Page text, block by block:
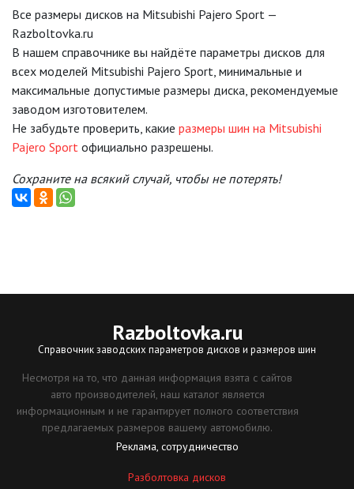
Все размеры дисков на Mitsubishi Pajero Sport —
Razboltovka.ru
В нашем справочнике вы найдёте параметры дисков для
всех моделей Mitsubishi Pajero Sport, минимальные и
максимальные допустимые размеры диска, рекомендуемые
заводом изготовителем.
Не забудьте проверить, какие размеры шин на Mitsubishi
Pajero Sport официально разрешены.
Сохраните на всякий случай, чтобы не потерять!
Razboltovka.ru
Справочник заводских параметров дисков и размеров шин
Несмотря на то, что данная информация взята с сайтов
авто производителей, наш каталог является
информационным и не гарантирует полного соответствия
предлагаемых размеров вашему автомобилю.
Реклама, сотрудничество
Разболтовка дисков